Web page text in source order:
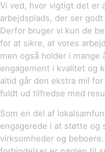
Vi ved, hvor vigtigt det er
arbejdsplads, der ser
Derfor bruger vi kun de
for at sikre, at vores
men også holder i mange
engagement i kvalitet og
altid går den ekstra mil
fuldt ud tilfredse med
Som en del af
engagerede i at støtte og
virksomheder og